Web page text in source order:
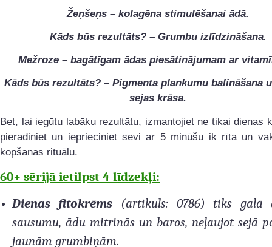
Žeņšeņs – kolagēna stimulēšanai ādā.
Kāds būs rezultāts? – Grumbu izlīdzināšana.
Mežroze – bagātīgam ādas piesātinājumam ar
Kāds būs rezultāts? – Pigmenta plankumu balināšana
sejas krāsa.
Bet, lai iegūtu labāku rezultātu, izmantojiet ne tikai dienas
pieradiniet un ieprieciniet sevi ar 5 minūšu ik rīta un
kopšanas rituālu.
60+ sērijā ietilpst 4 līdzekļi:
Dienas fitokrēms (artikuls: 0786) tiks galā
sausumu, ādu mitrinās un baros, neļaujot sejā
jaunām grumbiņām.